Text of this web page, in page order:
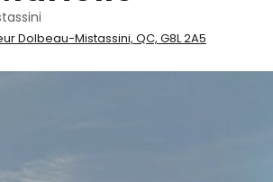
Dolbeau-Mistassini, QC, G8L 2A5